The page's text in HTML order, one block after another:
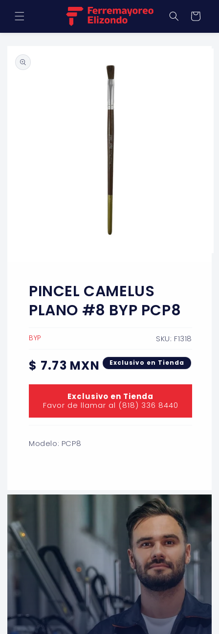
directamente
al contenido
Carrito
a la
información
PINCEL CAMELUS
PLANO #8 BYP PCP8
BYP SKU: F1318
Precio
habitual
$ 7.73 MXN Exclusivo en Tienda
Exclusivo en Tienda
Favor de llamar al (818) 336 8440
Modelo: PCP8